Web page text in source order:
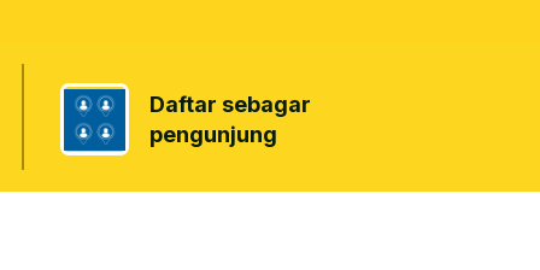
Daftar sebagar
pengunjung